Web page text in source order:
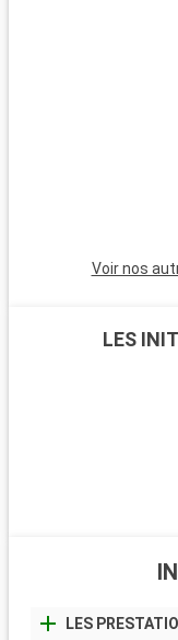
minutes, est
ses plages et son
Voir nos
LES
LES